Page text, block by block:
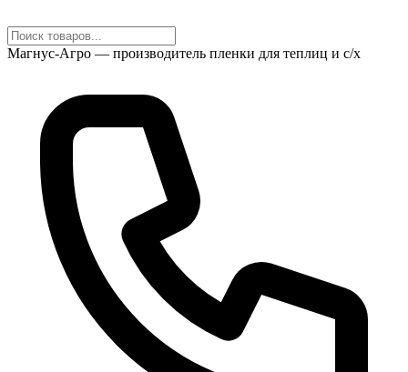
Магнус-Агро — производитель пленки для теплиц и с/х